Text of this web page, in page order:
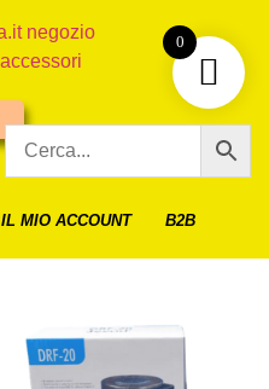
IL MIO ACCOUNT B2B
0